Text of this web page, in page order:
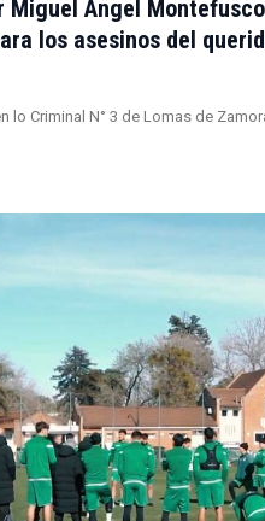
Miguel Ángel
los asesinos del
lo Criminal N° 3 de Lomas de